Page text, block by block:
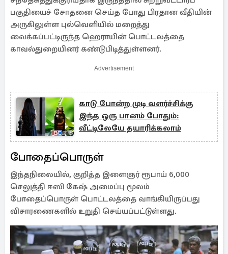
பகுதியைச் சோதனை செய்த போது பிரதான வீதியின்
அருகிலுள்ள புல்வெளியில் மறைத்து
வைக்கப்பட்டிருந்த ஹெராயின் பொட்டலத்தை
காவல்துறையினர் கண்டுபிடித்துள்ளனர்.
Advertisement
காடு போன்ற முடி வளர்ச்சிக்கு
இந்த ஒரு பானம் போதும்:
வீட்டிலேயே தயாரிக்கலாம்
போதைப்பொருள்
இந்தநிலையில், குறித்த இளைஞர் ரூபாய் 6,000
செலுத்தி ஈஸி கேஷ் அமைப்பு மூலம்
போதைப்பொருள் பொட்டலத்தை வாங்கியிருப்பது
விசாரணைகளில் உறுதி செய்யப்பட்டுள்ளது.